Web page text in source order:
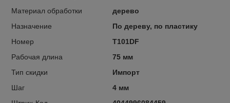
Материал обработки
дерево
Назначение
По дереву, по пластику
Номер
T101DF
Рабочая длина
75 мм
Тип скидки
Импорт
Шаг
4 мм